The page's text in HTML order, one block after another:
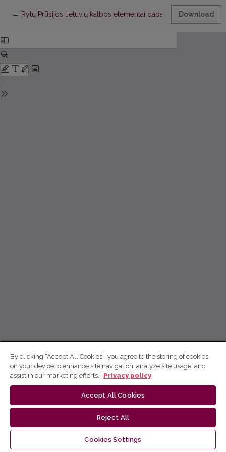
← Return to Article Details
Rytų Prūsijos lietuvių kalbos elementai dabartinėje bendrinėje
Download
By clicking “Accept All Cookies”, you agree to the storing of cookies
on your device to enhance site navigation, analyze site usage, and
assist in our marketing efforts.
Privacy policy
Accept All Cookies
Reject All
Cookies Settings